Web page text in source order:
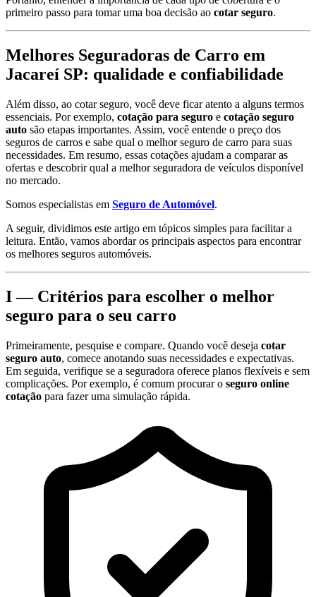
primeiro passo para tomar uma boa decisão ao cotar seguro.
Melhores Seguradoras de Carro em
Jacareí SP: qualidade e confiabilidade
Além disso, ao cotar seguro, você deve ficar atento a alguns termos
essenciais. Por exemplo, cotação para seguro e cotação seguro
auto são etapas importantes. Assim, você entende o preço dos
seguros de carros e sabe qual o melhor seguro de carro para suas
necessidades. Em resumo, essas cotações ajudam a comparar as
ofertas e descobrir qual a melhor seguradora de veículos disponível
no mercado.
Somos especialistas em Seguro de Automóvel.
A seguir, dividimos este artigo em tópicos simples para facilitar a
leitura. Então, vamos abordar os principais aspectos para encontrar
os melhores seguros automóveis.
I — Critérios para escolher o melhor
seguro para o seu carro
Primeiramente, pesquise e compare. Quando você deseja cotar
seguro auto, comece anotando suas necessidades e expectativas.
Em seguida, verifique se a seguradora oferece planos flexíveis e sem
complicações. Por exemplo, é comum procurar o seguro online
cotação para fazer uma simulação rápida.